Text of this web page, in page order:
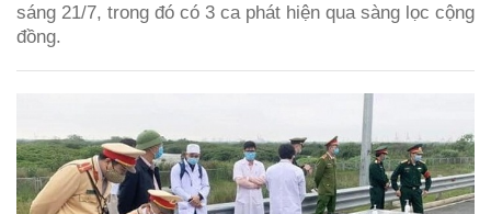
sáng 21/7, trong đó có 3 ca phát hiện qua sàng lọc cộng
đồng.